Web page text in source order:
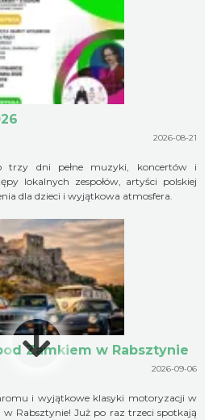
2026-08-21
trzy dni pełne muzyki, koncertów i
lokalnych zespołów, artyści polskiej
dla dzieci i wyjątkowa atmosfera.
Zamkiem w Rabsztynie
2026-09-06
i wyjątkowe klasyki motoryzacji w
w Rabsztynie! Już po raz trzeci spotkają